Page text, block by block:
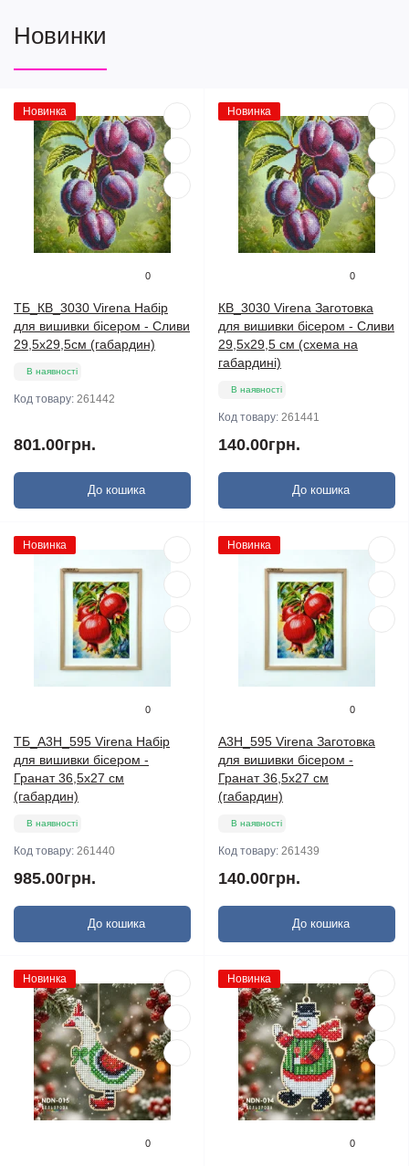
Новинки
Новинка
0
ТБ_КВ_3030 Virena Набір
для вишивки бісером - Сливи
29,5x29,5см (габардин)
В наявності
Код товару: 261442
801.00грн.
До кошика
Новинка
0
КВ_3030 Virena Заготовка
для вишивки бісером - Сливи
29,5х29,5 см (схема на
габардині)
В наявності
Код товару: 261441
140.00грн.
До кошика
Новинка
0
ТБ_А3Н_595 Virena Набір
для вишивки бісером -
Гранат 36,5x27 см
(габардин)
В наявності
Код товару: 261440
985.00грн.
До кошика
Новинка
0
А3Н_595 Virena Заготовка
для вишивки бісером -
Гранат 36,5x27 см
(габардин)
В наявності
Код товару: 261439
140.00грн.
До кошика
Новинка
0
Новинка
0